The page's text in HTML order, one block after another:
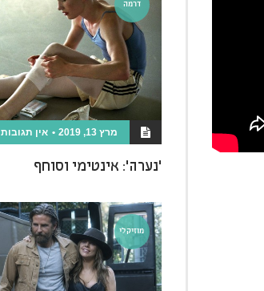
דרמה
מרץ 13, 2019 אין תגובות
'נערה': אינטימי וסוחף
מוזיקלי